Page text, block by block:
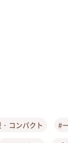
コンパクト #